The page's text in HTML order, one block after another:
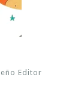
Editor